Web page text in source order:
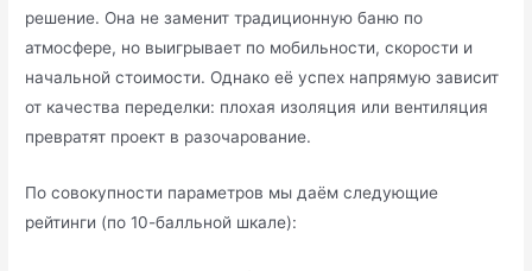
решение. Она не заменит традиционную баню по
атмосфере, но выигрывает по мобильности, скорости и
начальной стоимости. Однако её успех напрямую зависит
от качества переделки: плохая изоляция или вентиляция
превратят проект в разочарование.
По совокупности параметров мы даём следующие
рейтинги (по 10-балльной шкале):